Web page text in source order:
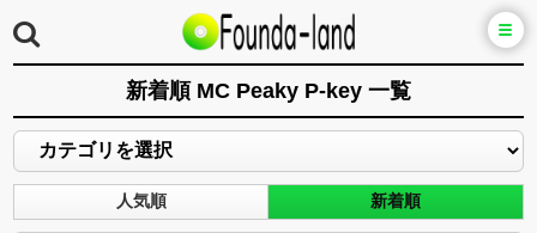
新着順 MC Peaky P-key 一覧
人気順 新着順